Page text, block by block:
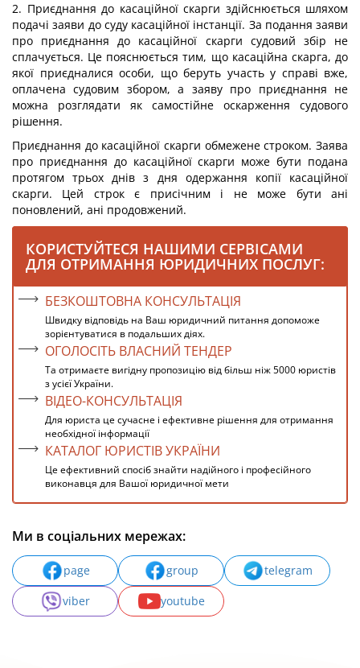
2. Приєднання до касаційної скарги здійснюється шляхом
пода­чі заяви до суду касаційної інстанції. За подання заяви
про приєднання до касаційної скарги судовий збір не
сплачується. Це пояснюється тим, що касаційна скарга, до
якої приєдналися особи, що беруть участь у справі вже,
оплаче­на судовим збором, а заяву про приєднання не
можна роз­глядати як самостійне оскарження судового
рішення.
Приєднання до касаційної скарги обмежене строком. Заява
про приєднання до касаційної скарги може бути подана
протягом трьох днів з дня одержання копії касаційної
скарги. Цей строк є присічним і не може бути ані
поновлений, ані продовжений.
КОРИСТУЙТЕСЯ НАШИМИ СЕРВІСАМИ
ДЛЯ ОТРИМАННЯ ЮРИДИЧНИХ ПОСЛУГ:
БЕЗКОШТОВНА КОНСУЛЬТАЦІЯ
Швидку відповідь на Ваш юридичний питання допоможе
зорієнтуватися в подальших діях.
ОГОЛОСІТЬ ВЛАСНИЙ ТЕНДЕР
Та отримаєте вигідну пропозицію від більш ніж 5000 юристів
з усієї України.
ВІДЕО-КОНСУЛЬТАЦІЯ
Для юриста це сучасне і ефективне рішення для отримання
необхідної інформації
КАТАЛОГ ЮРИСТІВ УКРАЇНИ
Це ефективний спосіб знайти надійного і професійного
виконавця для Вашої юридичної мети
Ми в соціальних мережах:
page group
telegram
viber
youtube